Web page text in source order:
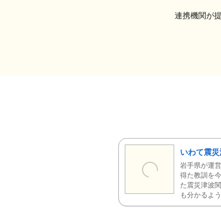
連携機関が
いわて震
岩手県が運
得た教訓を
た震災津波
も分かるよ